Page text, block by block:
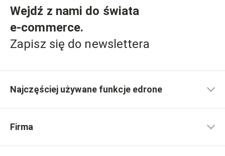
Wejdź z nami do świata
e-commerce.
Zapisz się do newslettera
Najczęściej używane funkcje edrone
Firma